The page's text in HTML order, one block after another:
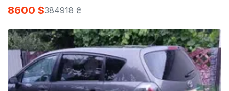
8600 $384918 ₴